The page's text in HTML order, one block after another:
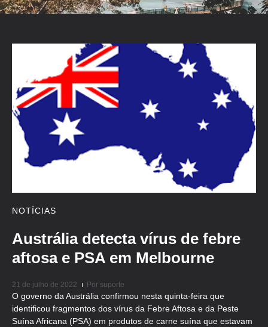
NOTÍCIAS
Austrália detecta vírus de febre
aftosa e PSA em Melbourne
21 de julho de 2022 Por suporte
O governo da Austrália confirmou nesta quinta-feira que
identificou fragmentos dos vírus da Febre Aftosa e da Peste
Suína Africana (PSA) em produtos de carne suína que estavam